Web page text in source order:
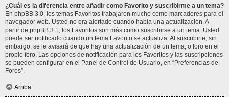
¿Cuál es la diferencia entre añadir como Favorito y suscribirme a un tema?
En phpBB 3.0, los temas Favoritos trabajaron mucho como marcadores para el
navegador web. Usted no era alertado cuando había una actualización. A
partir de phpBB 3.1, los Favoritos son más como suscribirse a un tema. Usted
puede ser notificado cuando un tema Favorito se actualiza. Al suscribirte, sin
embargo, se le avisará de que hay una actualización de un tema, o foro en el
propio foro. Las opciones de notificación para los Favoritos y las suscripciones
se pueden configurar en el Panel de Control de Usuario, en “Preferencias de
Foros”.
Arriba